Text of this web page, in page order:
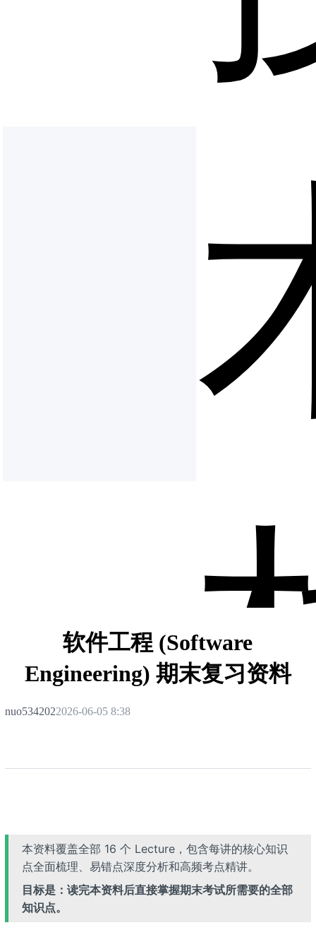
软件工程 (Software
Engineering) 期末复习资料
nuo5342022026-06-05 8:38
本资料覆盖全部 16 个 Lecture，包含每讲的核心知识
点全面梳理、易错点深度分析和高频考点精讲。
目标是：读完本资料后直接掌握期末考试所需要的全部
知识点。